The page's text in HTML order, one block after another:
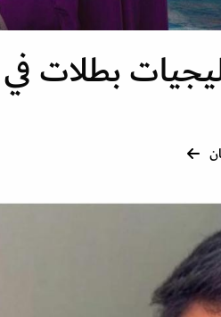
بطلات في